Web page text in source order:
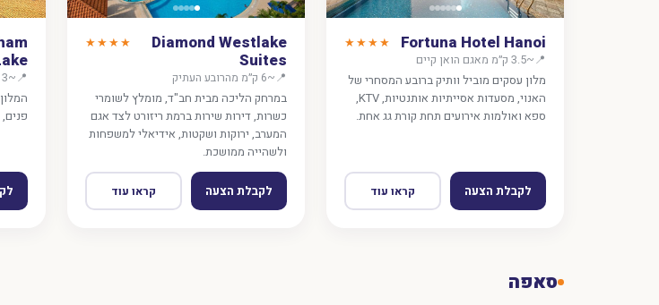
Fortuna Hotel Hanoi
★★★★
📍~3.5 ק״מ מאגם הואן קיים
מלון עסקים מוביל וותיק ברובע המסחרי של
האנוי, מסעדות אסייתיות אותנטיות, KTV,
ספא ואולמות אירועים תחת קורת גג אחת.
לקבלת הצעה קראו עוד
Diamond Westlake
Suites
★★★★
📍~6 ק״מ מהרובע העתיק
במרחק הליכה מבית חב"ד, מומלץ לשומרי
כשרות, דירות שירות ברמת ריזורט לצד אגם
המערב, ירוקות ושקטות, אידיאלי למשפחות
ולשהייה ממושכת.
לקבלת הצעה קראו עוד
📍~3 ק״מ מהרובע העתיק
פנים,
סאפה